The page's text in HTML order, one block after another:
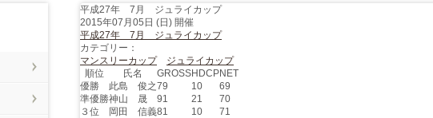
平成27年 7月 ジュライカップ
2015年07月05日 (日) 開催
平成27年 7月 ジュライカップ
カテゴリー：
マンスリーカップ
ジュライカップ
順位
氏名 GROSSHDCPNET
優勝
此島 俊之79 10
69
準優勝神山 晟 91 21
70
３位
岡田 信義81 10
71